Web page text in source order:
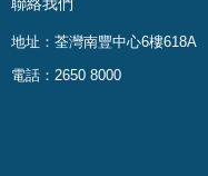
地址：荃灣南豐中心6樓618A
電話：2650 8000